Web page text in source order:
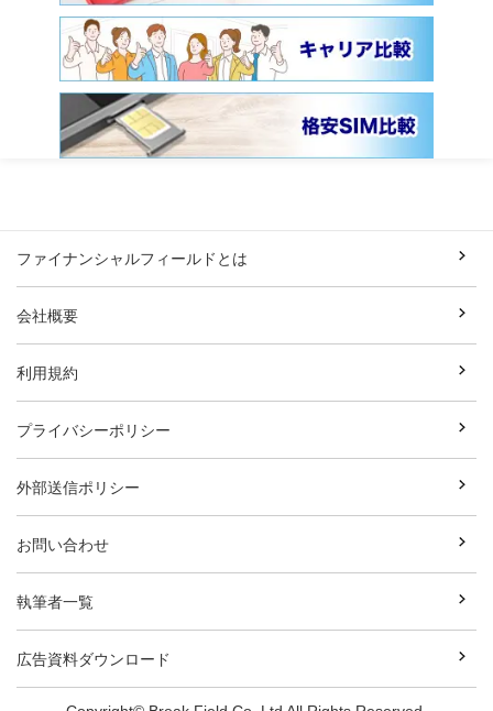
ファイナンシャルフィールドとは
会社概要
利用規約
プライバシーポリシー
外部送信ポリシー
お問い合わせ
執筆者一覧
広告資料ダウンロード